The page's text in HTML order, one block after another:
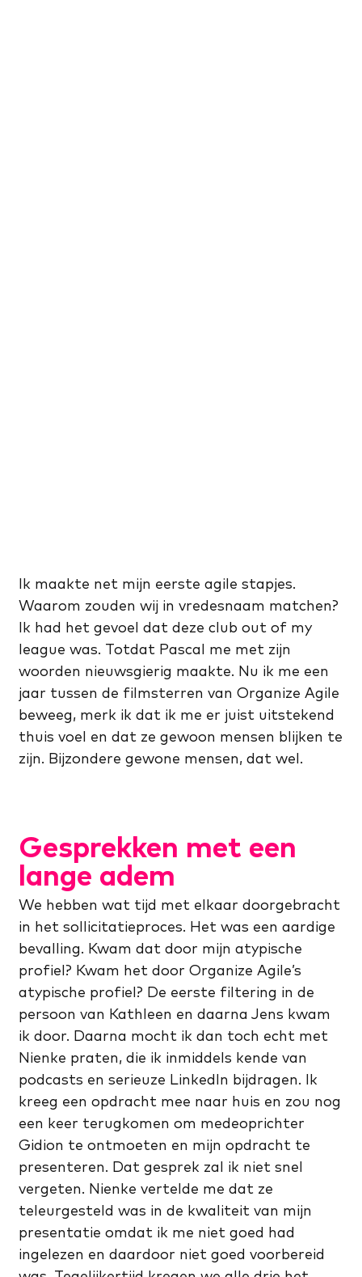
Ik maakte net mijn eerste agile stapjes.
Waarom zouden wij in vredesnaam matchen?
Ik had het gevoel dat deze club out of my
league was. Totdat Pascal me met zijn
woorden nieuwsgierig maakte. Nu ik me een
jaar tussen de filmsterren van Organize Agile
beweeg, merk ik dat ik me er juist uitstekend
thuis voel en dat ze gewoon mensen blijken te
zijn. Bijzondere gewone mensen, dat wel.
Gesprekken met een
lange adem
We hebben wat tijd met elkaar doorgebracht
in het sollicitatieproces. Het was een aardige
bevalling. Kwam dat door mijn atypische
profiel? Kwam het door Organize Agile’s
atypische profiel? De eerste filtering in de
persoon van Kathleen en daarna Jens kwam
ik door. Daarna mocht ik dan toch echt met
Nienke praten, die ik inmiddels kende van
podcasts en serieuze LinkedIn bijdragen. Ik
kreeg een opdracht mee naar huis en zou nog
een keer terugkomen om medeoprichter
Gidion te ontmoeten en mijn opdracht te
presenteren. Dat gesprek zal ik niet snel
vergeten. Nienke vertelde me dat ze
teleurgesteld was in de kwaliteit van mijn
presentatie omdat ik me niet goed had
ingelezen en daardoor niet goed voorbereid